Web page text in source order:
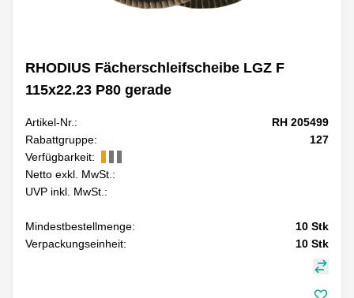
RHODIUS Fächerschleifscheibe LGZ F
115x22.23 P80 gerade
Artikel-Nr.:
RH 205499
Rabattgruppe:
127
Verfügbarkeit:
Netto exkl. MwSt.:
UVP inkl. MwSt.:
Mindestbestellmenge: 10 Stk
Verpackungseinheit:
10 Stk